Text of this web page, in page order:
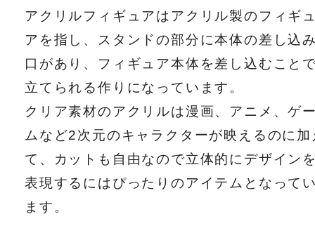
アクリルフィギュアはアクリル製のフィギ
アを指し、スタンドの部分に本体の差し込
口があり、フィギュア本体を差し込むこと
立てられる作りになっています。
クリア素材のアクリルは漫画、アニメ、ゲ
ムなど2次元のキャラクターが映えるのに加
て、カットも自由なので立体的にデザイン
表現するにはぴったりのアイテムとなって
ます。